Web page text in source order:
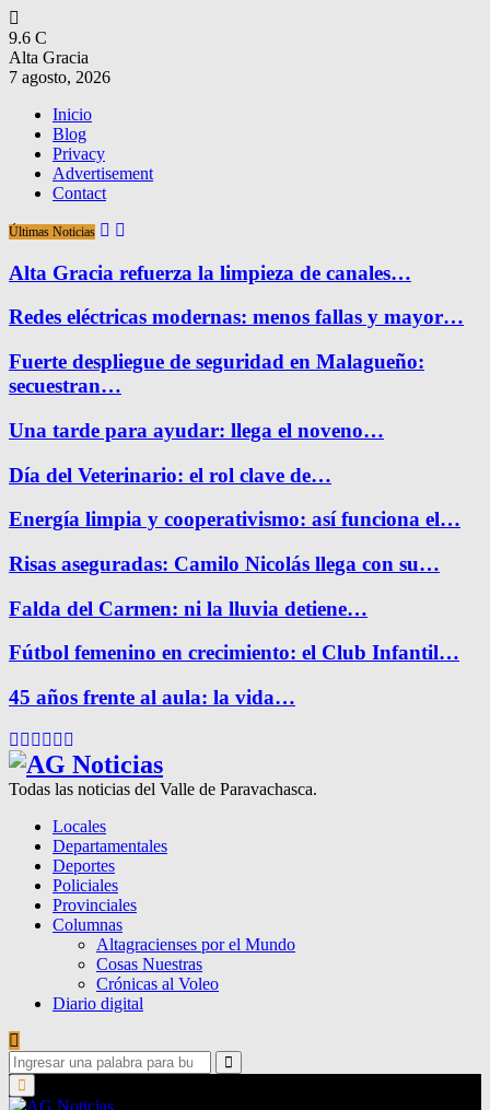
9.6 C
Alta Gracia
7 agosto, 2026
Inicio
Blog
Privacy
Advertisement
Contact
Últimas Noticias
Alta Gracia refuerza la limpieza de canales…
Redes eléctricas modernas: menos fallas y mayor…
Fuerte despliegue de seguridad en Malagueño:
secuestran…
Una tarde para ayudar: llega el noveno…
Día del Veterinario: el rol clave de…
Energía limpia y cooperativismo: así funciona el…
Risas aseguradas: Camilo Nicolás llega con su…
Falda del Carmen: ni la lluvia detiene…
Fútbol femenino en crecimiento: el Club Infantil…
45 años frente al aula: la vida…
Facebook
Twitter
Instagram
Pinterest
Google
Todas las noticias del Valle de Paravachasca.
Locales
Departamentales
Deportes
Policiales
Provinciales
Columnas
Altagracienses por el Mundo
Cosas Nuestras
Crónicas al Voleo
Diario digital
Search
for:
Search
Primary
Menu